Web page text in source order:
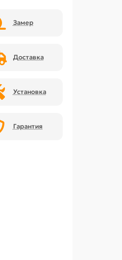
Замер
Доставка
Установка
Гарантия